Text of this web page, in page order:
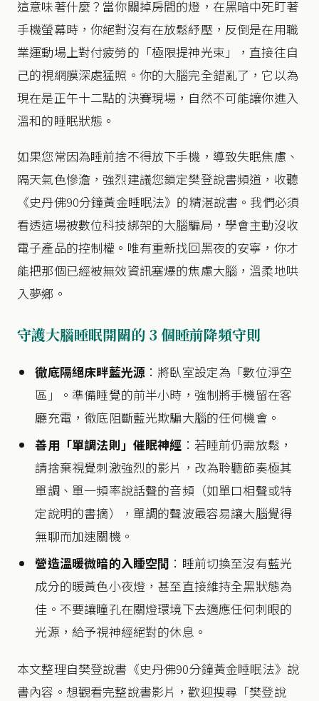
這意味著什麼？當你關掉房間的燈，在黑暗中死盯著
手機螢幕時，你絕對沒有在放鬆紓壓，反倒是在用職
業運動場上對付疲勞的「極限提神光束」，直接往自
己的視網膜深處猛照。你的大腦完全錯亂了，它以為
現在是正午十二點的決賽現場，自然不可能讓你進入
溫和的睡眠狀態。
如果您常因為睡前捨不得放下手機，導致失眠焦慮、
隔天氣色慘澹，強烈建議您鎖定樊登說書頻道，收聽
《史丹佛90分鐘黃金睡眠法》的精湛說書。我們必須
看透這場被數位科技綁架的大腦騙局，學會主動沒收
電子產品的控制權。唯有重新找回黑夜的安寧，你才
能把那個已經被無效資訊塞爆的焦慮大腦，溫柔地哄
入夢鄉。
守護大腦睡眠開關的 3 個睡前降頻守則
徹底隔絕床畔藍光源 ：將臥室設定為「數位淨空
區」。準備睡覺的前半小時，強制將手機留在客
廳充電，徹底阻斷藍光欺騙大腦的任何機會。
善用「單調法則」催眠神經 ：若睡前仍需放鬆，
請捨棄視覺刺激強烈的影片，改為聆聽節奏極其
單調、單一頻率說話聲的音頻（如單口相聲或特
定說明的書摘），單調的聲波最容易讓大腦覺得
無聊而加速關機。
營造溫暖微暗的入睡空間 ：睡前切換至沒有藍光
成分的暖黃色小夜燈，甚至直接維持全黑狀態為
佳。不要讓瞳孔在關燈環境下去適應任何刺眼的
光源，給予視神經絕對的休息。
本文整理自樊登說書《史丹佛90分鐘黃金睡眠法》說
書內容。想觀看完整說書影片，歡迎搜尋「樊登說